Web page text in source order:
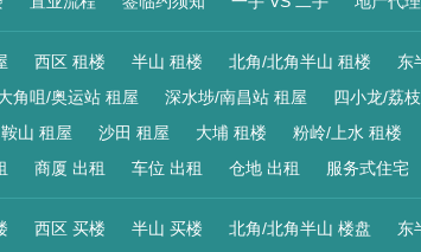
西区 租楼 半山 租楼 北角/北角半山 租楼 东
角咀/奥运站 租屋 深水埗/南昌站 租屋 四小龙/荔
山 租屋 沙田 租屋 大埔 租楼 粉岭/上水 租楼
商厦 出租 车位 出租 仓地 出租 服务式住宅
西区 买楼 半山 买楼 北角/北角半山 楼盘 东